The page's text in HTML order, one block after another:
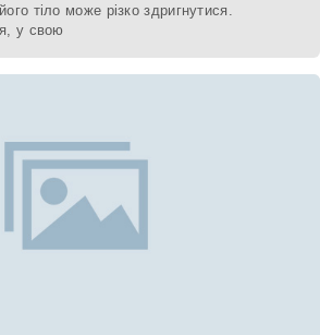
тіло може різко здригнутися.
у свою